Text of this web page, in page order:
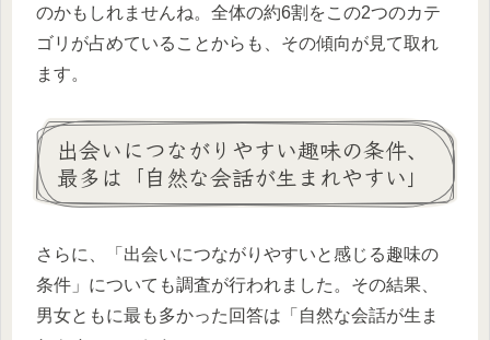
のかもしれませんね。全体の約6割をこの2つのカテ
ゴリが占めていることからも、その傾向が見て取れ
ます。
出会いにつながりやすい趣味の条件、
最多は「自然な会話が生まれやすい」
さらに、「出会いにつながりやすいと感じる趣味の
条件」についても調査が行われました。その結果、
男女ともに最も多かった回答は「自然な会話が生ま